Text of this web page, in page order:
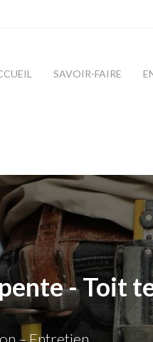
SAVOIR-FAIRE
- Toit